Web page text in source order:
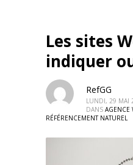
Les sites
indiquer
RefGG
LUNDI, 29 MAI
DANS AGENCE
RÉFÉRENCEMENT NATUREL